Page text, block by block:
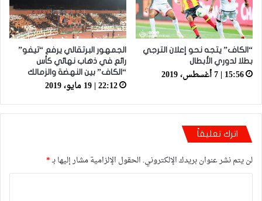
“الكاف” يتجه نحو إعلان الترجي
بطلا لدوري الأبطال
15:56 | 7 أغسطس، 2019
الجمهور البرتقالي يرفع “تيفو”
رائع في ذهاب نهائي كأس
“الكاف” بين النهضة والزمالك
22:12 | 19 مايو، 2019
اترك تعليقاً
لن يتم نشر عنوان بريدك الإلكتروني. الحقول الإلزامية مشار إليها بـ*